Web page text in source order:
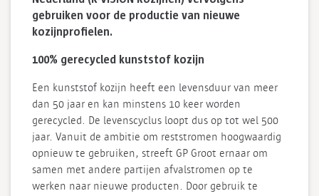
gebruiken voor de productie van nieuwe
kozijnprofielen.
100% gerecycled kunststof kozijn
Een kunststof kozijn heeft een levensduur van meer
dan 50 jaar en kan minstens 10 keer worden
gerecycled. De levenscyclus loopt dus op tot wel 500
jaar. Vanuit de ambitie om reststromen hoogwaardig
opnieuw te gebruiken, streeft GP Groot ernaar om
samen met andere partijen afvalstromen op te
werken naar nieuwe producten. Door gebruik te